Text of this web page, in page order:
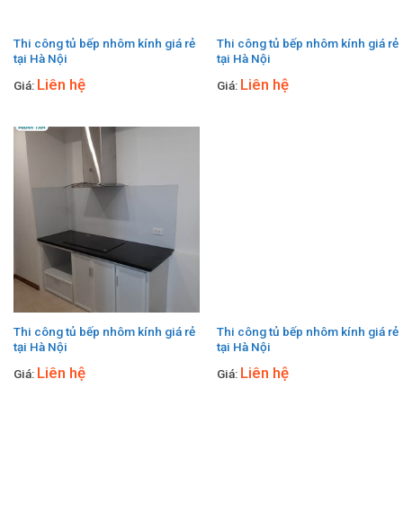
Thi công tủ bếp nhôm kính giá rẻ
tại Hà Nội
Giá: Liên hệ
Thi công tủ bếp nhôm kính giá rẻ
tại Hà Nội
Giá: Liên hệ
Thi công tủ bếp nhôm kính giá rẻ
tại Hà Nội
Giá: Liên hệ
Thi công tủ bếp nhôm kính giá rẻ
tại Hà Nội
Giá: Liên hệ